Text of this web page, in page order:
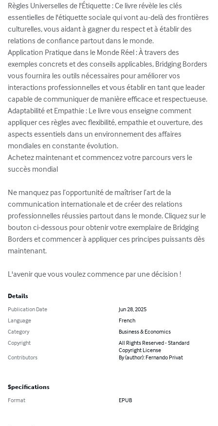
Règles Universelles de l'Étiquette : Ce livre révèle les clés
essentielles de l'étiquette sociale qui vont au-delà des frontières
culturelles, vous aidant à gagner du respect et à établir des
relations de confiance partout dans le monde.
Application Pratique dans le Monde Réel : À travers des
exemples concrets et des conseils applicables, Bridging Borders
vous fournira les outils nécessaires pour améliorer vos
interactions professionnelles et vous établir en tant que leader
capable de communiquer de manière efficace et respectueuse.
Adaptabilité et Empathie : Le livre vous enseigne comment
appliquer ces règles avec flexibilité, empathie et ouverture, des
aspects essentiels dans un environnement des affaires
mondiales en constante évolution.
Achetez maintenant et commencez votre parcours vers le
succès mondial
Ne manquez pas l’opportunité de maîtriser l’art de la
communication internationale et de créer des relations
professionnelles réussies partout dans le monde. Cliquez sur le
bouton ci-dessous pour obtenir votre exemplaire de Bridging
Borders et commencer à appliquer ces principes puissants dès
maintenant.
L'avenir que vous voulez commence par une décision !
Details
Publication Date
Jun 28, 2025
Language
French
Category
Business & Economics
Copyright
All Rights Reserved - Standard
Copyright License
Contributors
By (author): Fernando Privat
Specifications
Format EPUB